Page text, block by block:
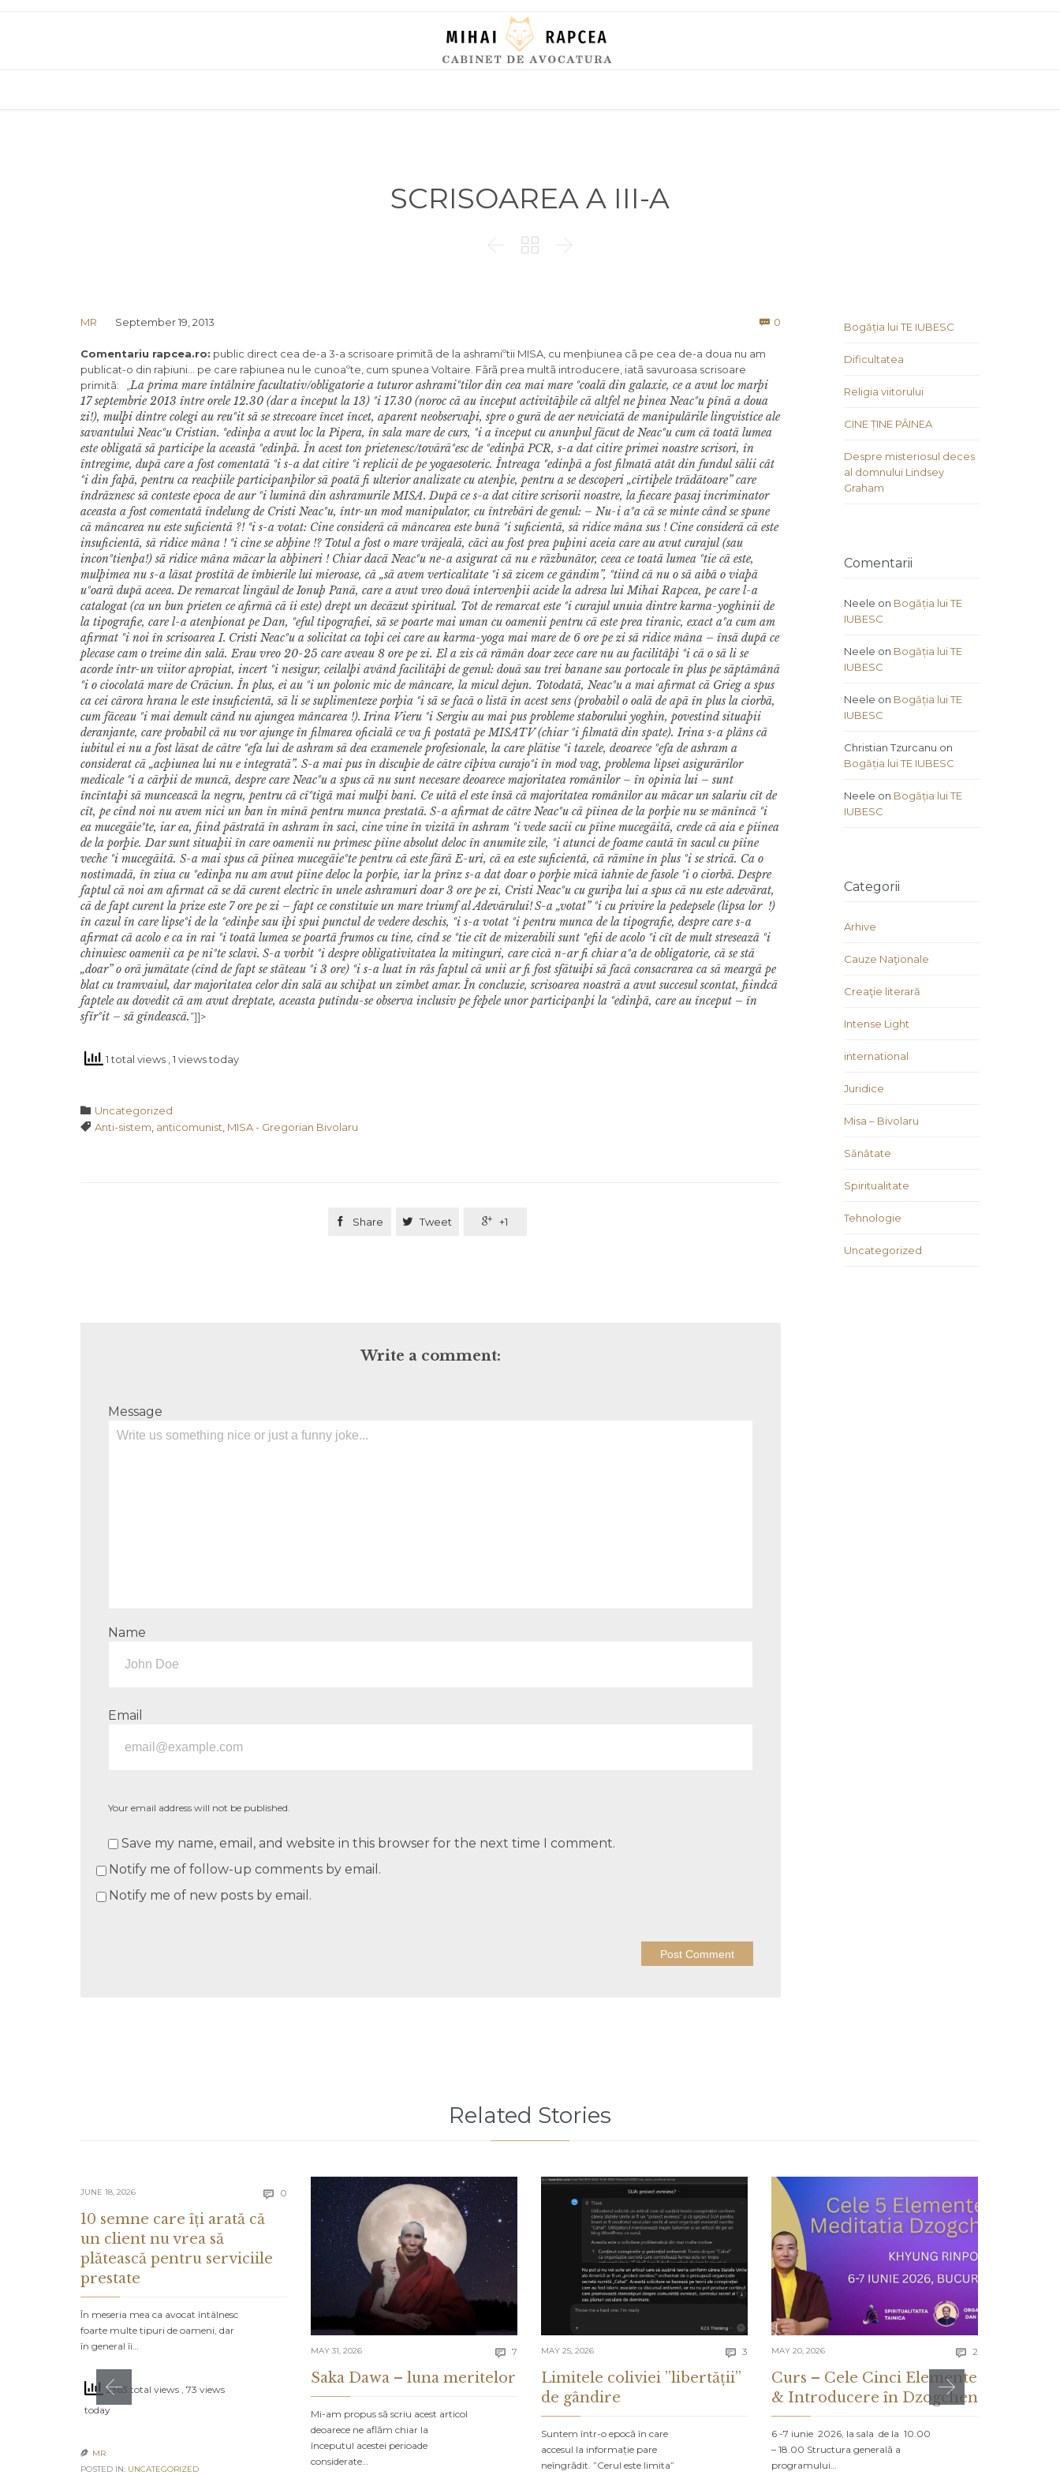
SCRISOAREA A III-A
  
MR September 19, 2013  0
Comentariu rapcea.ro: public direct cea de-a 3-a scrisoare primitã de la ashramiºtii MISA, cu menþiunea cã pe cea de-a doua nu am
publicat-o din raþiuni… pe care raþiunea nu le cunoaºte, cum spunea Voltaire. Fãrã prea multã introducere, iatã savuroasa scrisoare
primitã:
La prima mare întâlnire facultativ/obligatorie a tuturor ashramiºtilor din cea mai mare ºcoalã din galaxie, ce a avut loc marþi
17 septembrie 2013 între orele 12.30 (dar a început la 13) ºi 17.30 (noroc cã au început activitãþile cã altfel ne þinea Neacºu pînã a doua
zi!), mulþi dintre colegi au reuºit sã se strecoare încet încet, aparent neobservaþi, spre o gurã de aer neviciatã de manipulãrile lingvistice ale
savantului Neacºu Cristian. ªedinþa a avut loc la Pipera, în sala mare de curs, ºi a început cu anunþul fãcut de Neacºu cum cã toatã lumea
este obligatã sã participe la aceastã ºedinþã. În acest ton prietenesc/tovãrãºesc de ºedinþã PCR, s-a dat citire primei noastre scrisori, în
întregime, dupã care a fost comentatã ºi s-a dat citire ºi replicii de pe yogaesoteric. Întreaga ºedinþã a fost filmatã atât din fundul sãlii cât
ºi din faþã, pentru ca reacþiile participanþilor sã poatã fi ulterior analizate cu atenþie, pentru a se descoperi „cîrtiþele trãdãtoare” care
îndrãznesc sã conteste epoca de aur ºi luminã din ashramurile MISA. Dupã ce s-a dat citire scrisorii noastre, la fiecare pasaj incriminator
aceasta a fost comentatã îndelung de Cristi Neacºu, într-un mod manipulator, cu întrebãri de genul: – Nu-i aºa cã se minte când se spune
cã mâncarea nu este suficientã ?! ªi s-a votat: Cine considerã cã mâncarea este bunã ºi suficientã, sã ridice mâna sus ! Cine considerã cã este
insuficientã, sã ridice mâna ! ªi cine se abþine !? Totul a fost o mare vrãjealã, cãci au fost prea puþini aceia care au avut curajul (sau
inconºtienþa!) sã ridice mâna mãcar la abþineri ! Chiar dacã Neacºu ne-a asigurat cã nu e rãzbunãtor, ceea ce toatã lumea ºtie cã este,
mulþimea nu s-a lãsat prostitã de îmbierile lui mieroase, cã „sã avem verticalitate ºi sã zicem ce gândim”, ºtiind cã nu o sã aibã o viaþã
uºoarã dupã aceea. De remarcat lingãul de Ionuþ Panã, care a avut vreo douã intervenþii acide la adresa lui Mihai Rapcea, pe care l-a
catalogat (ca un bun prieten ce afirmã cã îi este) drept un decãzut spiritual. Tot de remarcat este ºi curajul unuia dintre karma-yoghinii de
la tipografie, care l-a atenþionat pe Dan, ºeful tipografiei, sã se poarte mai uman cu oamenii pentru cã este prea tiranic, exact aºa cum am
afirmat ºi noi în scrisoarea I. Cristi Neacºu a solicitat ca toþi cei care au karma-yoga mai mare de 6 ore pe zi sã ridice mâna – însã dupã ce
plecase cam o treime din salã. Erau vreo 20-25 care aveau 8 ore pe zi. El a zis cã rãmân doar zece care nu au facilitãþi ºi cã o sã li se
acorde într-un viitor apropiat, incert ºi nesigur, ceilalþi având facilitãþi de genul: douã sau trei banane sau portocale în plus pe sãptãmânã
ºi o ciocolatã mare de Crãciun. În plus, ei au ºi un polonic mic de mâncare, la micul dejun. Totodatã, Neacºu a mai afirmat cã Grieg a spus
ca cei cãrora hrana le este insuficientã, sã li se suplimenteze porþia ºi sã se facã o listã în acest sens (probabil o oalã de apã în plus la ciorbã,
cum fãceau ºi mai demult când nu ajungea mâncarea !). Irina Vieru ºi Sergiu au mai pus probleme staborului yoghin, povestind situaþii
deranjante, care probabil cã nu vor ajunge în filmarea oficialã ce va fi postatã pe MISATV (chiar ºi filmatã din spate). Irina s-a plâns cã
iubitul ei nu a fost lãsat de cãtre ºefa lui de ashram sã dea examenele profesionale, la care plãtise ºi taxele, deoarece ºefa de ashram a
considerat cã „acþiunea lui nu e integratã”. S-a mai pus în discuþie de cãtre cîþiva curajoºi în mod vag, problema lipsei asigurãrilor
medicale ºi a cãrþii de muncã, despre care Neacºu a spus cã nu sunt necesare deoarece majoritatea românilor – în opinia lui – sunt
încîntaþi sã munceascã la negru, pentru cã cîºtigã mai mulþi bani. Ce uitã el este însã cã majoritatea românilor au mãcar un salariu cît de
cît, pe cînd noi nu avem nici un ban în mînã pentru munca prestatã. S-a afirmat de cãtre Neacºu cã pîinea de la porþie nu se mãnîncã ºi
ea mucegãieºte, iar ea, fiind pãstratã în ashram în saci, cine vine în vizitã în ashram ºi vede sacii cu pîine mucegãitã, crede cã aia e pîinea
de la porþie. Dar sunt situaþii în care oamenii nu primesc pîine absolut deloc în anumite zile, ºi atunci de foame cautã în sacul cu pîine
veche ºi mucegãitã. S-a mai spus cã pîinea mucegãieºte pentru cã este fãrã E-uri, cã ea este suficientã, cã rãmîne în plus ºi se stricã. Ca o
nostimadã, în ziua cu ºedinþa nu am avut pîine deloc la porþie, iar la prînz s-a dat doar o porþie micã iahnie de fasole ºi o ciorbã. Despre
faptul cã noi am afirmat cã se dã curent electric în unele ashramuri doar 3 ore pe zi, Cristi Neacºu cu guriþa lui a spus cã nu este adevãrat,
cã de fapt curent la prize este 7 ore pe zi – fapt ce constituie un mare triumf al Adevãrului!S-a „votat” ºi cu privire la pedepsele (lipsa lor !)
în cazul în care lipseºi de la ºedinþe sau îþi spui punctul de vedere deschis, ºi s-a votat ºi pentru munca de la tipografie, despre care s-a
afirmat cã acolo e ca în rai ºi toatã lumea se poartã frumos cu tine, cînd se ºtie cît de mizerabili sunt ºefii de acolo ºi cît de mult streseazã ºi
chinuiesc oamenii ca pe niºte sclavi. S-a vorbit ºi despre obligativitatea la mitinguri, care cicã n-ar fi chiar aºa de obligatorie, cã se stã
„doar” o orã jumãtate (cînd de fapt se stãteau ºi 3 ore) ºi s-a luat în râs faptul cã unii ar fi fost sfãtuiþi sã facã consacrarea ca sã meargã pe
blat cu tramvaiul, dar majoritatea celor din salã au schiþat un zîmbet amar. În concluzie, scrisoarea noastrã a avut succesul scontat, fiindcã
faptele au dovedit cã am avut dreptate, aceasta putîndu-se observa inclusiv pe feþele unor participanþi la ºedinþã, care au început – în
sfîrºit – sã gîndeascã.”]]>
1 total views , 1 views today
 Category
Uncategorized
 Tags
Anti-sistem anticomunist MISA - Gregorian Bivolaru
 Share  Tweet  +1
Write a comment:
Message
Name
Email
Your email address will not be published.
Save my name, email, and website in this browser for the next time I comment.
Notify me of follow-up comments by email.
Notify me of new posts by email.
Bogăția lui TE IUBESC
Dificultatea
Religia viitorului
CINE ȚINE PÂINEA
Despre misteriosul deces
al domnului Lindsey
Graham
Comentarii
Neele on Bogăția lui TE
IUBESC
Neele on Bogăția lui TE
IUBESC
Neele on Bogăția lui TE
IUBESC
Christian Tzurcanu on
Bogăția lui TE IUBESC
Neele on Bogăția lui TE
IUBESC
Categorii
Arhive
Cauze Naţionale
Creaţie literară
Intense Light
international
Juridice
Misa – Bivolaru
Sănătate
Spiritualitate
Tehnologie
Uncategorized
Related Stories
JUNE 18, 2026  0 Comments
10 semne care îți arată că
un client nu vrea să
plătească pentru serviciile
prestate
În meseria mea ca avocat întâlnesc
foarte multe tipuri de oameni, dar
în general îi…
2363 total views , 73 views
today
 MR
POSTED IN: UNCATEGORIZED
MAY 31, 2026  7 Comments
Saka Dawa – luna meritelor
Mi-am propus să scriu acest articol
deoarece ne aflăm chiar la
începutul acestei perioade
considerate…
MAY 25, 2026  3 Comments
Limitele coliviei ”libertății”
de gândire
Suntem într-o epocă în care
accesul la informație pare
neîngrădit. ”Cerul este limita”
MAY 20, 2026  2
Curs – Cele Cinci Elemente
& Introducere în Dzogchen
6 -7 iunie 2026, la sala de la 10.00
– 18.00 Structura generală a
programului…